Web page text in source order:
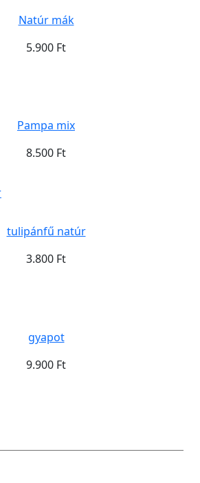
Natúr mák
5.900 Ft
Pampa mix
8.500 Ft
tulipánfű natúr
3.800 Ft
gyapot
9.900 Ft